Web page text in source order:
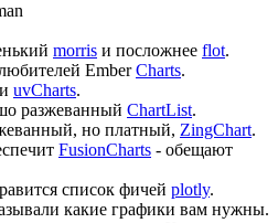
morris и посложнее flot.
EmberCharts.
и uvCharts.
разжеванный ChartList.
но платный, ZingChart.
FusionCharts - обещают
список фичей plotly.
какие графики вам нужны.